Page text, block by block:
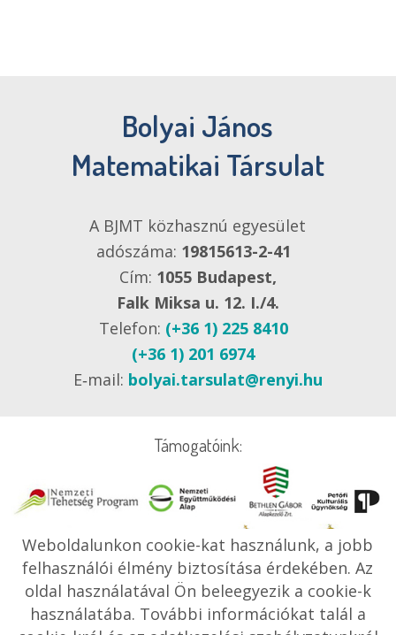
Bolyai János
Matematikai Társulat
A BJMT közhasznú egyesület
adószáma: 19815613-2-41
Cím: 1055 Budapest,
Falk Miksa u. 12. I./4.
Telefon: (+36 1) 225 8410
(+36 1) 201 6974
E‑mail: bolyai.tarsulat@renyi.hu
Támogatóink:
Weboldalunkon cookie-kat használunk, a jobb
felhasználói élmény biztosítása érdekében. Az
oldal használatával Ön beleegyezik a cookie-k
használatába. További információkat talál a